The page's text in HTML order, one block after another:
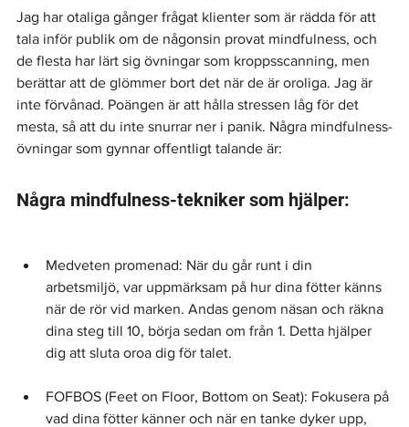
Jag har otaliga gånger frågat klienter som är rädda för att
tala inför publik om de någonsin provat mindfulness, och
de flesta har lärt sig övningar som kroppsscanning, men
berättar att de glömmer bort det när de är oroliga. Jag är
inte förvånad. Poängen är att hålla stressen låg för det
mesta, så att du inte snurrar ner i panik. Några mindfulness-
övningar som gynnar offentligt talande är:
Några mindfulness-tekniker som hjälper:
Medveten promenad: När du går runt i din
arbetsmiljö, var uppmärksam på hur dina fötter känns
när de rör vid marken. Andas genom näsan och räkna
dina steg till 10, börja sedan om från 1. Detta hjälper
dig att sluta oroa dig för talet.
FOFBOS (Feet on Floor, Bottom on Seat): Fokusera på
vad dina fötter känner och när en tanke dyker upp,